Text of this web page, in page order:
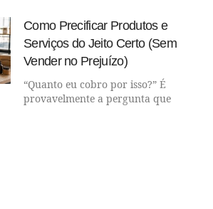
Como Precificar Produtos e
Serviços do Jeito Certo (Sem
Vender no Prejuízo)
“Quanto eu cobro por isso?” É
provavelmente a pergunta que